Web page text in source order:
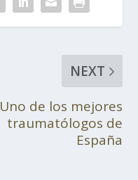
NEXT
Uno de los mejores
traumatólogos de
España